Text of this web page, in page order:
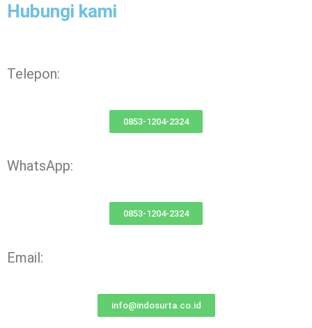
Hubungi kami
Telepon:
0853-1204-2324
WhatsApp:
0853-1204-2324
Email:
info@indosurta.co.id